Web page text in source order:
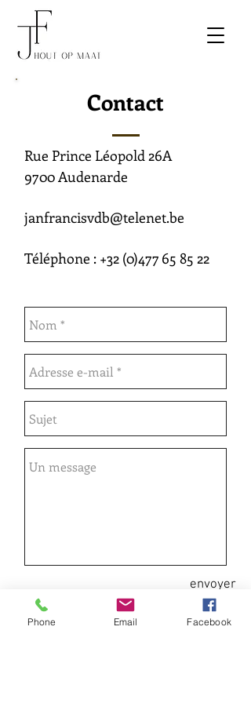
Contact
Rue Prince Léopold 26A
9700 Audenarde
janfrancisvdb@telenet.be
Téléphone : +32 (0)477 65 85 22
envoyer
Phone Email Facebook